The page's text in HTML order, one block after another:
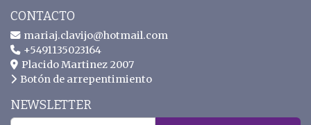
CONTACTO
mariaj.clavijo@hotmail.com
+5491135023164
Placido Martinez 2007
Botón de arrepentimiento
NEWSLETTER